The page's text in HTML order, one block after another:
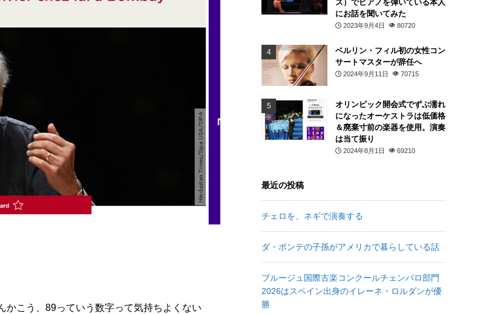
かこう、89っていう数字って気持ちよくない
ズ）でピアノを弾いている本人
にお話を聞いてみた
2023年9月4日 80720
ベルリン・フィル初の女性コン
サートマスターが辞任へ
2024年9月11日 70715
オリンピック開会式でずぶ濡れ
になったオーケストラは低価格
＆廃棄寸前の楽器を使用。演奏
は当て振り
2024年8月1日 69210
最近の投稿
チェロを、ネギで演奏する
ダ・ポンテの子孫がアメリカで暮らしている話
ブルージュ国際古楽コンクールチェンバロ部門
2026はスペイン出身のイレーネ・ロルダンが優
勝